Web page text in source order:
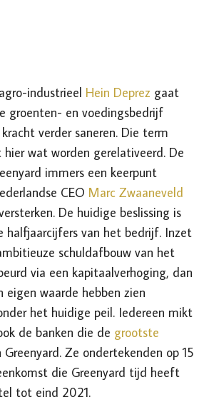
industrieel Hein Deprez gaat
groenten- en voedingsbedrijf
verder saneren. Die term
hier wat worden gerelativeerd. De
immers een keerpunt
CEO Marc Zwaaneveld
De huidige beslissing is
halfjaarcijfers van het bedrijf. Inzet
schuldafbouw van het
via een kapitaalverhoging, dan
eigen waarde hebben zien
het huidige peil. Iedereen mikt
de banken die de grootste
Greenyard. Ze ondertekenden op 15
die Greenyard tijd heeft
tot eind 2021.